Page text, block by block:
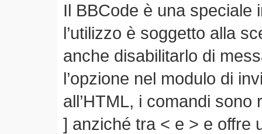
Il BBCode è una speciale
l’utilizzo è soggetto alla
anche disabilitarlo di
l’opzione nel modulo di
all’HTML, i comandi
] anziché tra < e > e offre